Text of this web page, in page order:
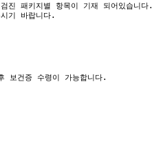
진 패키지별 항목이 기재 되어있습니다.
기 바랍니다.
보건증 수령이 가능합니다.